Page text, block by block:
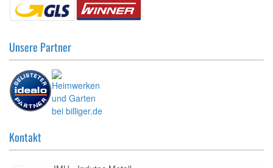
Unsere Partner
Kontakt